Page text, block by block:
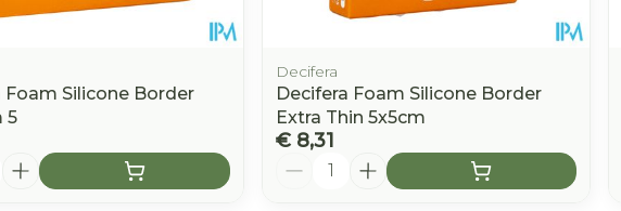
Foam Silicone Border
5
Decifera
Decifera Foam Silicone Border
Extra Thin 5x5cm
€ 8,31
Aantal